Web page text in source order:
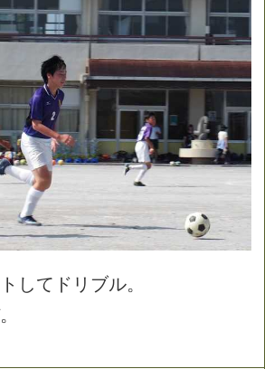
ト して ド リ ブル。
。